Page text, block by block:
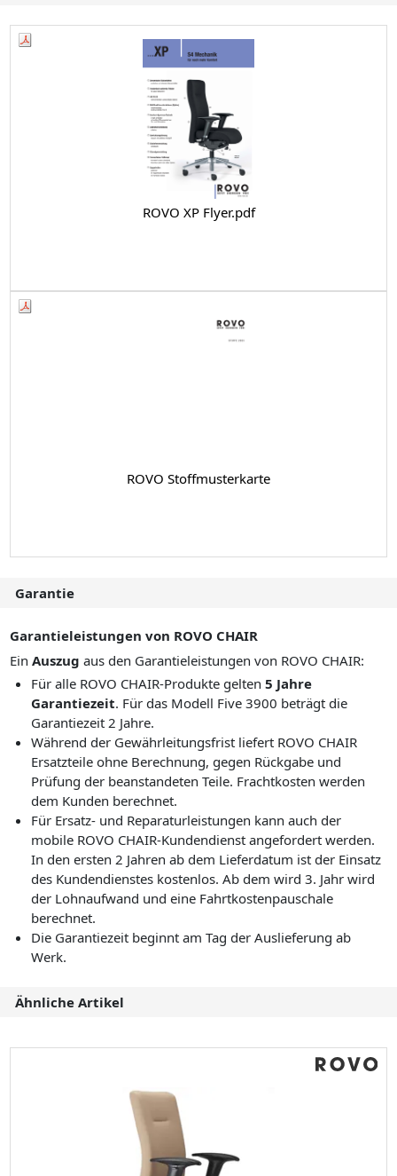
ROVO XP Flyer.pdf
ROVO Stoffmusterkarte
Garantie
Garantieleistungen von ROVO CHAIR
EinAuszug aus den Garantieleistungen von ROVO CHAIR:
Für alle ROVO CHAIR-Produkte gelten5 Jahre
Garantiezeit. Für das Modell Five 3900 beträgt die
Garantiezeit 2 Jahre.
Während der Gewährleitungsfrist liefert ROVO CHAIR
Ersatzteile ohne Berechnung, gegen Rückgabe und
Prüfung der beanstandeten Teile. Frachtkosten werden
dem Kunden berechnet.
Für Ersatz- und Reparaturleistungen kann auch der
mobile ROVO CHAIR-Kundendienst angefordert werden.
In den ersten 2 Jahren ab dem Lieferdatum ist der Einsatz
des Kundendienstes kostenlos. Ab dem wird 3. Jahr wird
der Lohnaufwand und eine Fahrtkostenpauschale
berechnet.
Die Garantiezeit beginnt am Tag der Auslieferung ab
Werk.
Ähnliche Artikel